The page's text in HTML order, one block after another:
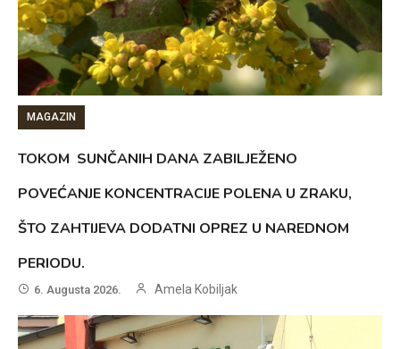
MAGAZIN
TOKOM SUNČANIH DANA ZABILJEŽENO
POVEĆANJE KONCENTRACIJE POLENA U ZRAKU,
ŠTO ZAHTIJEVA DODATNI OPREZ U NAREDNOM
PERIODU.
6. Augusta 2026. Amela Kobiljak